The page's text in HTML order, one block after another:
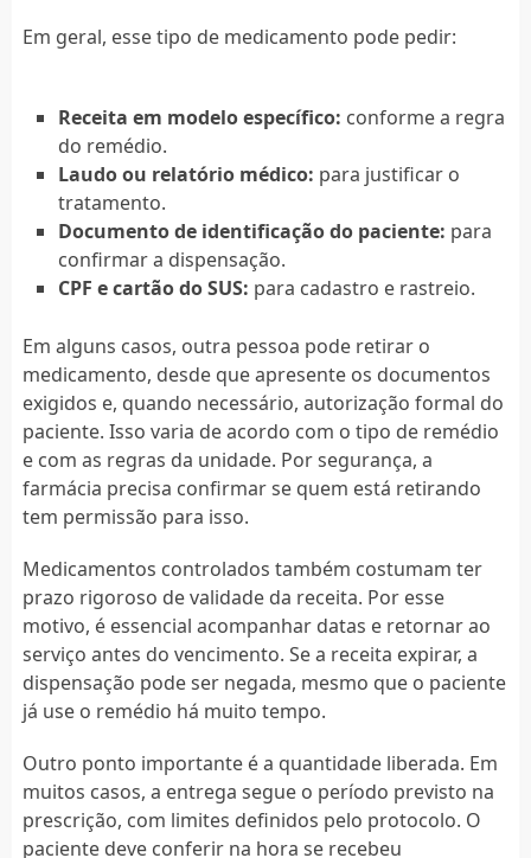
Em geral, esse tipo de medicamento pode pedir:
Receita em modelo específico: conforme a regra
do remédio.
Laudo ou relatório médico: para justificar o
tratamento.
Documento de identificação do paciente: para
confirmar a dispensação.
CPF e cartão do SUS: para cadastro e rastreio.
Em alguns casos, outra pessoa pode retirar o
medicamento, desde que apresente os documentos
exigidos e, quando necessário, autorização formal do
paciente. Isso varia de acordo com o tipo de remédio
e com as regras da unidade. Por segurança, a
farmácia precisa confirmar se quem está retirando
tem permissão para isso.
Medicamentos controlados também costumam ter
prazo rigoroso de validade da receita. Por esse
motivo, é essencial acompanhar datas e retornar ao
serviço antes do vencimento. Se a receita expirar, a
dispensação pode ser negada, mesmo que o paciente
já use o remédio há muito tempo.
Outro ponto importante é a quantidade liberada. Em
muitos casos, a entrega segue o período previsto na
prescrição, com limites definidos pelo protocolo. O
paciente deve conferir na hora se recebeu